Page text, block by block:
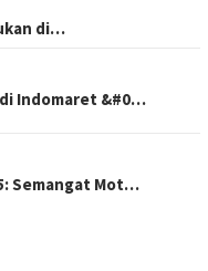
di…
di Indomaret &#0…
Semangat Mot…